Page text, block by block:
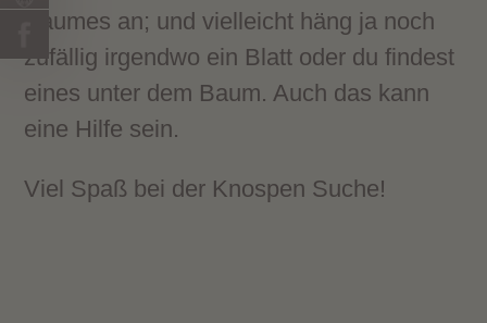
Baumes an; und vielleicht häng ja noch
zufällig irgendwo ein Blatt oder du findest
eines unter dem Baum. Auch das kann
eine Hilfe sein.
Viel Spaß bei der Knospen Suche!